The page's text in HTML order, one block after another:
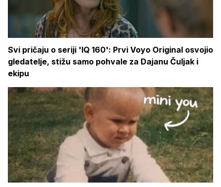
Svi pričaju o seriji 'IQ 160': Prvi Voyo Original osvojio
gledatelje, stižu samo pohvale za Dajanu Čuljak i
ekipu